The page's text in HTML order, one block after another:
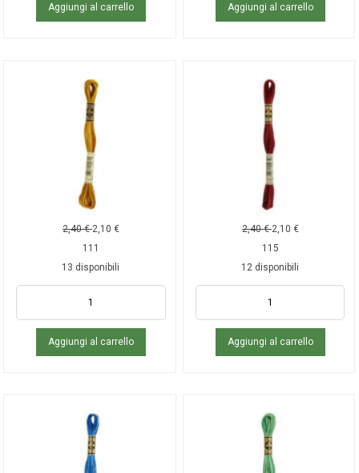
Aggiungi al carrello Aggiungi al carrello
2,40€ 2,10 €
111
13 disponibili
Aggiungi al carrello
2,40€ 2,10 €
115
12 disponibili
Aggiungi al carrello